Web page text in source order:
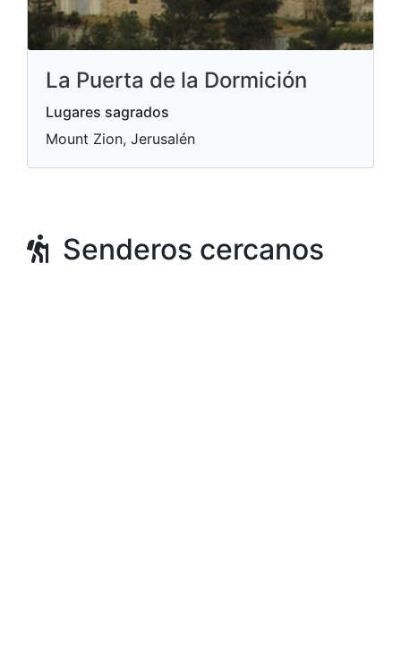
La Puerta de la Dormición
Lugares sagrados
Mount Zion, Jerusalén
Senderos cercanos